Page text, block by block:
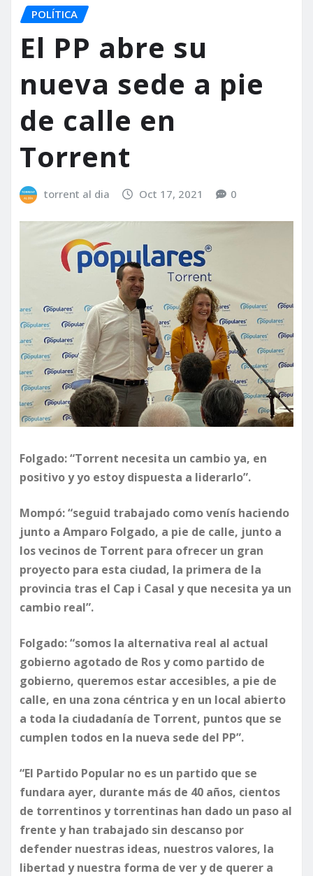
POLÍTICA
El PP abre su
nueva sede a pie
de calle en
Torrent
torrent al dia Oct 17, 2021 0
Folgado: “Torrent necesita un cambio ya, en
positivo y yo estoy dispuesta a liderarlo”.
Mompó: “seguid trabajado como venís haciendo
junto a Amparo Folgado, a pie de calle, junto a
los vecinos de Torrent para ofrecer un gran
proyecto para esta ciudad, la primera de la
provincia tras el Cap i Casal y que necesita ya un
cambio real”.
Folgado: “somos la alternativa real al actual
gobierno agotado de Ros y como partido de
gobierno, queremos estar accesibles, a pie de
calle, en una zona céntrica y en un local abierto
a toda la ciudadanía de Torrent, puntos que se
cumplen todos en la nueva sede del PP”.
“El Partido Popular no es un partido que se
fundara ayer, durante más de 40 años, cientos
de torrentinos y torrentinas han dado un paso al
frente y han trabajado sin descanso por
defender nuestras ideas, nuestros valores, la
libertad y nuestra forma de ver y de querer a